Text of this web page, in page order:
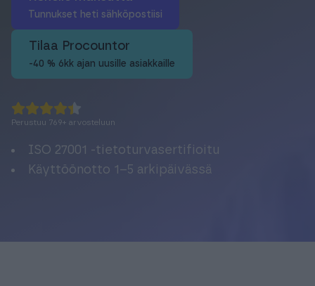
Tunnukset heti sähköpostiisi
Tilaa Procountor
-40 % 6kk ajan uusille asiakkaille
Perustuu 769+ arvosteluun
ISO 27001 -tietoturvasertifioitu
Käyttöönotto 1–5 arkipäivässä